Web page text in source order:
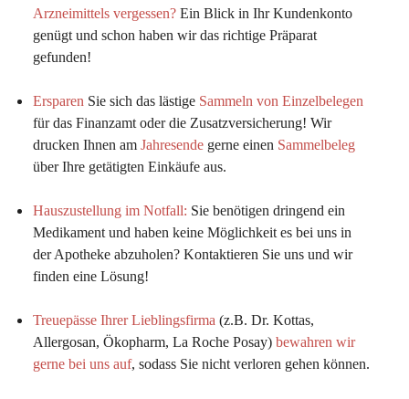
Arzneimittels vergessen? Ein Blick in Ihr Kundenkonto
genügt und schon haben wir das richtige Präparat
gefunden!
Ersparen Sie sich das lästige Sammeln von Einzelbelegen
für das Finanzamt oder die Zusatzversicherung! Wir
drucken Ihnen am Jahresende gerne einen Sammelbeleg
über Ihre getätigten Einkäufe aus.
Hauszustellung im Notfall: Sie benötigen dringend ein
Medikament und haben keine Möglichkeit es bei uns in
der Apotheke abzuholen? Kontaktieren Sie uns und wir
finden eine Lösung!
Treuepässe Ihrer Lieblingsfirma (z.B. Dr. Kottas,
Allergosan, Ökopharm, La Roche Posay) bewahren wir
gerne bei uns auf, sodass Sie nicht verloren gehen können.